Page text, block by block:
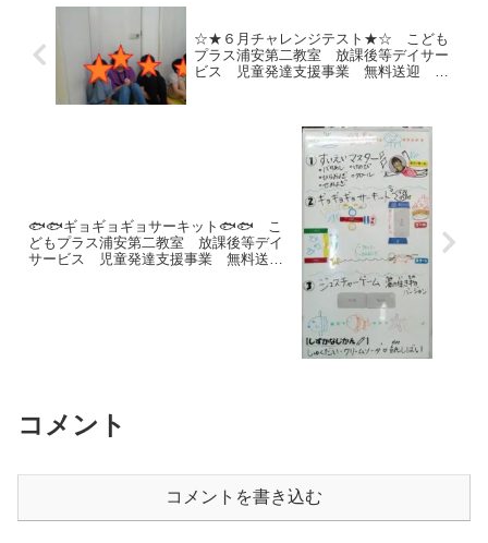
☆★６月チャレンジテスト★☆ こども
プラス浦安第二教室 放課後等デイサー
ビス 児童発達支援事業 無料送迎 江
🐟🐟ギョギョギョサーキット🐟🐟 こ
どもプラス浦安第二教室 放課後等デイ
サービス 児童発達支援事業 無料送
コメント
コメントを書き込む